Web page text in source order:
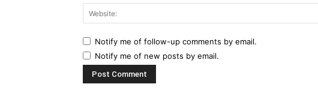
Notify me of follow-up comments by email.
Notify me of new posts by email.